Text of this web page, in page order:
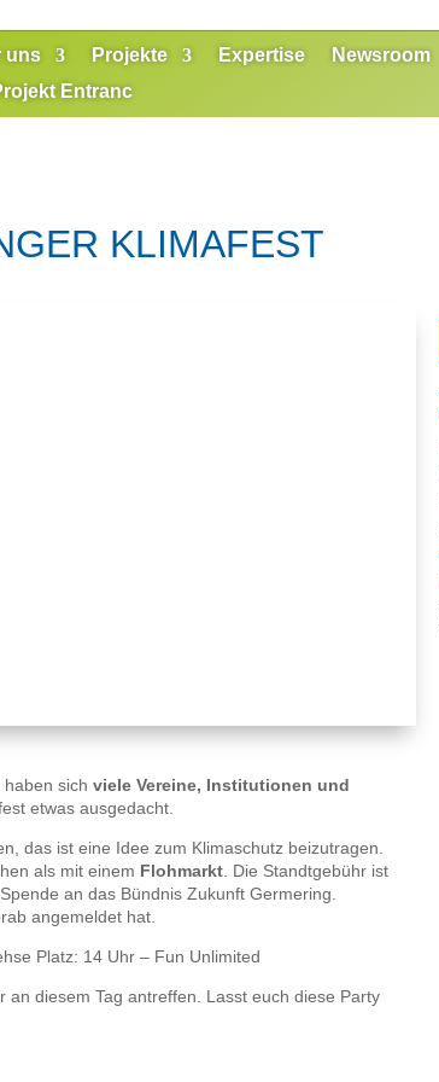
uns Projekte Expertise Newsroom
Entranc
KLIMAFEST
sich viele Vereine, Institutionen und
etwas ausgedacht.
das ist eine Idee zum Klimaschutz beizutragen.
als mit einem Flohmarkt . Die Standtgebühr ist
an das Bündnis Zukunft Germering.
angemeldet hat.
Platz: 14 Uhr – Fun Unlimited
an diesem Tag antreffen. Lasst euch diese Party